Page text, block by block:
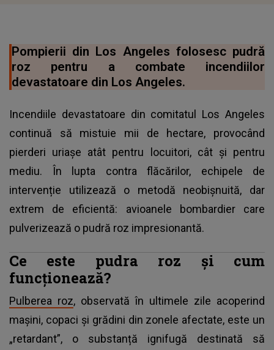
Pompierii din Los Angeles folosesc pudră
roz pentru a combate incendiilor
devastatoare din Los Angeles.
Incendiile devastatoare din comitatul Los Angeles
continuă să mistuie mii de hectare, provocând
pierderi uriașe atât pentru locuitori, cât și pentru
mediu. În lupta contra flăcărilor, echipele de
intervenție utilizează o metodă neobișnuită, dar
extrem de eficientă: avioanele bombardier care
pulverizează o pudră roz impresionantă.
Ce este pudra roz și cum
funcționează?
Pulberea roz, observată în ultimele zile acoperind
mașini, copaci și grădini din zonele afectate, este un
„retardant”, o substanță ignifugă destinată să